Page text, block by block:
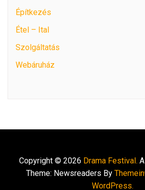
Építkezés
Étel – Ital
Szolgáltatás
Webáruház
Copyright © 2026 Drama Festival.
Theme: Newsreaders By
WordPress.